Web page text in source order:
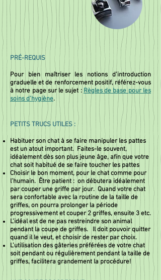
PRÉ-REQUIS
Pour bien maîtriser les notions d’introduction
graduelle et de renforcement positif, référez-vous
à notre page sur le sujet : Règles de base pour les
soins d’hygiène.
PETITS TRUCS UTILES :
Habituer son chat à se faire manipuler les pattes
est un atout important. Faites-le souvent,
idéalement dès son plus jeune âge, afin que votre
chat soit habitué de se faire toucher les pattes
Choisir le bon moment, pour le chat comme pour
l’humain. Être patient : on débutera idéalement
par couper une griffe par jour. Quand votre chat
sera confortable avec la routine de la taille de
griffes, on pourra prolonger la période
progressivement et couper 2 griffes, ensuite 3 etc.
L’idéal est de ne pas restreindre son animal
pendant la coupe de griffes. Il doit pouvoir quitter
quand il le veut, et choisir de rester par choix.
L’utilisation des gâteries préférées de votre chat
soit pendant ou régulièrement pendant la taille de
griffes, facilitera grandement la procédure!